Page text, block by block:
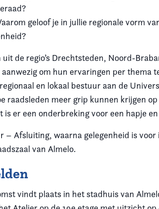
geloof je in jullie regionale vorm
uit de regio’s Drechtsteden, Noord-
om hun ervaringen per thema
en lokaal bestuur aan de
raadsleden meer grip kunnen krijgen
is er een onderbreking voor een hapje
– Afsluiting, waarna gelegenheid is
van Almelo.
vindt plaats in het stadhuis van